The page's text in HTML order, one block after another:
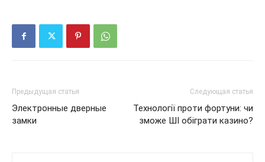
Предыдущая статья
Электронные дверные
замки
Следующая статья
Технології проти фортуни: чи
зможе ШІ обіграти казино?